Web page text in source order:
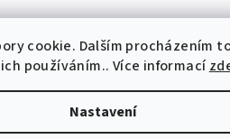
cookie. Dalším procházením
používáním.. Více informací
Nastavení